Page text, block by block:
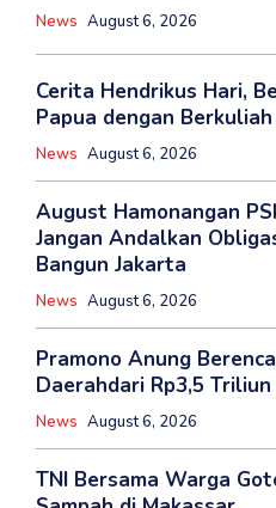
News August 6, 2026
Cerita Hendrikus Hari,
Papua dengan
News August 6, 2026
August Hamonangan
Jangan Andalkan
Bangun Jakarta
News August 6, 2026
Pramono Anung
Daerahdari Rp3,5
News August 6, 2026
TNI Bersama Warga